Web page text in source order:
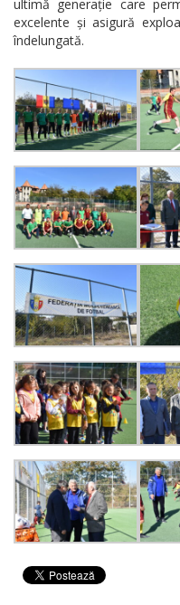
ultimă generație care
excelente și asigură
îndelungată.